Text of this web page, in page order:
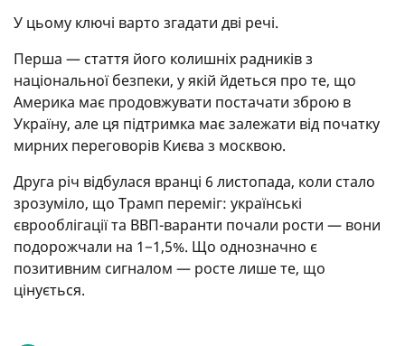
У цьому ключі варто згадати дві речі.
Перша — стаття його колишніх радників з
національної безпеки, у якій йдеться про те, що
Америка має продовжувати постачати зброю в
Україну, але ця підтримка має залежати від початку
мирних переговорів Києва з москвою.
Друга річ відбулася вранці 6 листопада, коли стало
зрозуміло, що Трамп переміг: українські
єврооблігації та ВВП-варанти почали рости — вони
подорожчали на 1−1,5%. Що однозначно є
позитивним сигналом — росте лише те, що
цінується.